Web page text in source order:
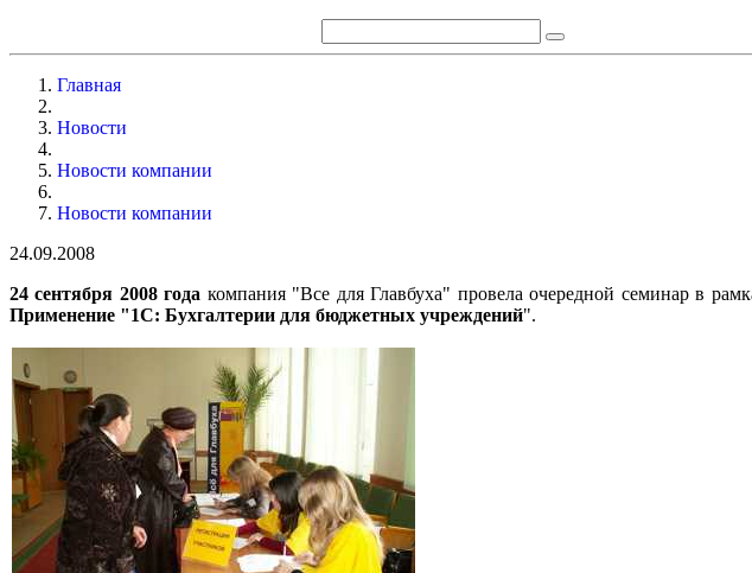
Главная
Новости
Новости компании
Новости компании
24.09.2008
24 сентября 2008 года компания "Все для Главбуха" провела очередной семинар в
Применение "1С: Бухгалтерии для бюджетных учреждений".